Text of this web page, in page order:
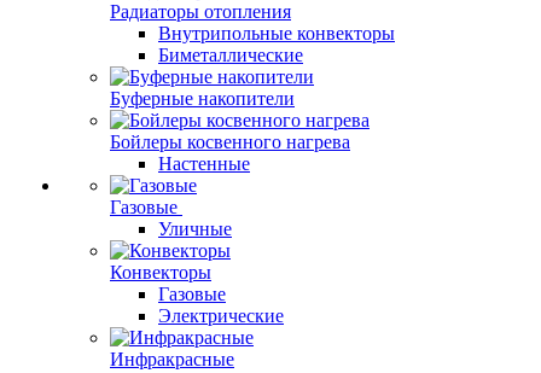
Радиаторы отопления
Внутрипольные конвекторы
Биметаллические
Буферные накопители
Бойлеры косвенного нагрева
Настенные
Газовые
Уличные
Конвекторы
Газовые
Электрические
Инфракрасные